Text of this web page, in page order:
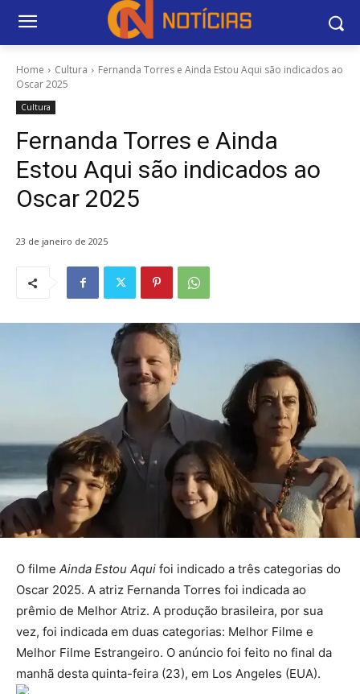
Home Cultura
Fernanda Torres e Ainda Estou Aqui são indicados ao
Oscar 2025
Cultura
Fernanda Torres e Ainda
Estou Aqui são indicados ao
Oscar 2025
23 de janeiro de 2025
O filme Ainda Estou Aqui foi indicado a três categorias do
Oscar 2025. A atriz Fernanda Torres foi indicada ao
prêmio de Melhor Atriz. A produção brasileira, por sua
vez, foi indicada em duas categorias: Melhor Filme e
Melhor Filme Estrangeiro. O anúncio foi feito no final da
manhã desta quinta-feira (23), em Los Angeles (EUA).